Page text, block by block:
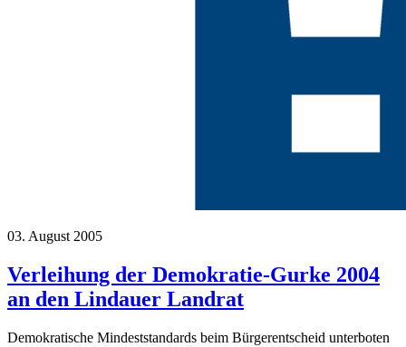
03. August 2005
Verleihung der Demokratie-Gurke 2004
an den Lindauer Landrat
Demokratische Mindeststandards beim Bürgerentscheid unterboten